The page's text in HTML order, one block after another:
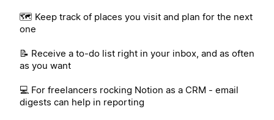
🗺️ Keep track of places you visit and plan for the next
one
📝 Receive a to-do list right in your inbox, and as often
as you want
💻 For freelancers rocking Notion as a CRM - email
digests can help in reporting